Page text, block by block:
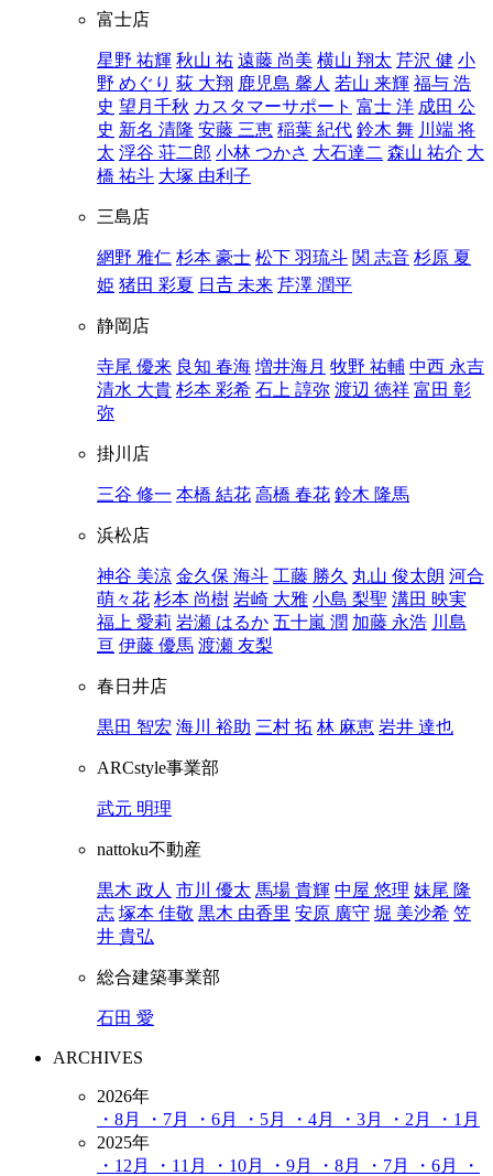
富士店
星野 祐輝 秋山 祐 遠藤 尚美 横山 翔太 芹沢 健 小
野 めぐり 荻 大翔 鹿児島 馨人 若山 来輝 福与 浩
史 望月千秋 カスタマーサポート 富士 洋 成田 公
史 新名 清隆 安藤 三恵 稲葉 紀代 鈴木 舞 川端 将
太 浮谷 荘二郎 小林 つかさ 大石達二 森山 祐介 大
橋 祐斗 大塚 由利子
三島店
網野 雅仁 杉本 豪士 松下 羽琉斗 関 志音 杉原 夏
姫 猪田 彩夏 日𠮷 未来 芹澤 潤平
静岡店
寺尾 優来 良知 春海 増井海月 牧野 祐輔 中西 永吉
清水 大貴 杉本 彩希 石上 諄弥 渡辺 徳祥 富田 彰
弥
掛川店
三谷 修一 本橋 結花 高橋 春花 鈴木 隆馬
浜松店
神谷 美涼 金久保 海斗 工藤 勝久 丸山 俊太朗 河合
萌々花 杉本 尚樹 岩崎 大雅 小島 梨聖 溝田 映実
福上 愛莉 岩瀬 はるか 五十嵐 潤 加藤 永浩 川島
亘 伊藤 優馬 渡瀬 友梨
春日井店
黒田 智宏 海川 裕助 三村 拓 林 麻恵 岩井 達也
ARCstyle事業部
武元 明理
nattoku不動産
黒木 政人 市川 優太 馬場 貴輝 中屋 悠理 妹尾 隆
志 塚本 佳敬 黒木 由香里 安原 廣守 堀 美沙希 笠
井 貴弘
総合建築事業部
石田 愛
ARCHIVES
2026年
・8月
・7月 ・6月 ・5月 ・4月 ・3月 ・2月
・1月
2025年
・12月
・11月 ・10月 ・9月 ・8月 ・7月 ・6月
・